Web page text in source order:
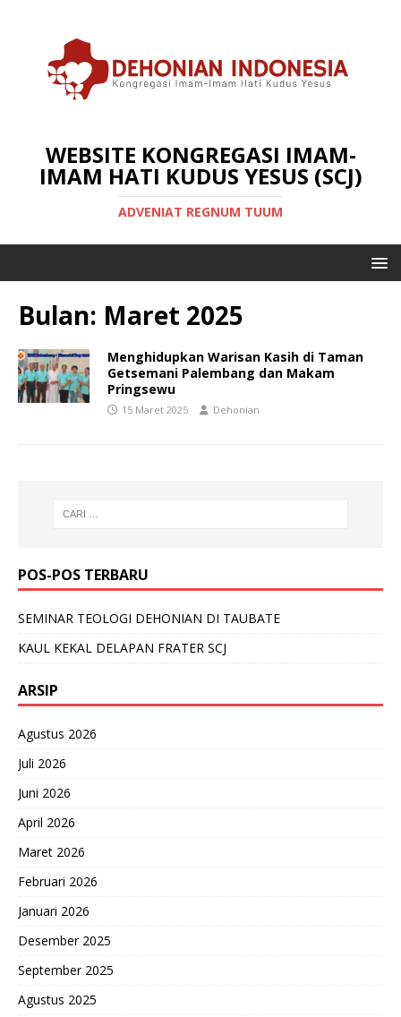
WEBSITE KONGREGASI IMAM-
IMAM HATI KUDUS YESUS (SCJ)
ADVENIAT REGNUM TUUM
Bulan: Maret 2025
Menghidupkan Warisan Kasih di Taman
Getsemani Palembang dan Makam
Pringsewu
15 Maret 2025 Dehonian
POS-POS TERBARU
SEMINAR TEOLOGI DEHONIAN DI TAUBATE
KAUL KEKAL DELAPAN FRATER SCJ
ARSIP
Agustus 2026
Juli 2026
Juni 2026
April 2026
Maret 2026
Februari 2026
Januari 2026
Desember 2025
September 2025
Agustus 2025